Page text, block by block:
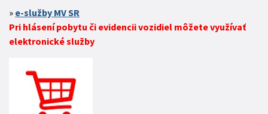
e-služby MV SR
Pri hlásení pobytu či evidencii vozidiel môžete využívať
elektronické služby